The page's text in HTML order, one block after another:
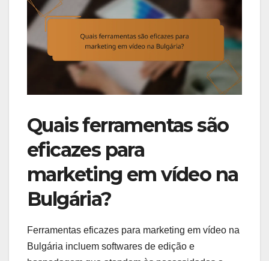
Quais ferramentas são
eficazes para
marketing em vídeo na
Bulgária?
Ferramentas eficazes para marketing em vídeo na
Bulgária incluem softwares de edição e